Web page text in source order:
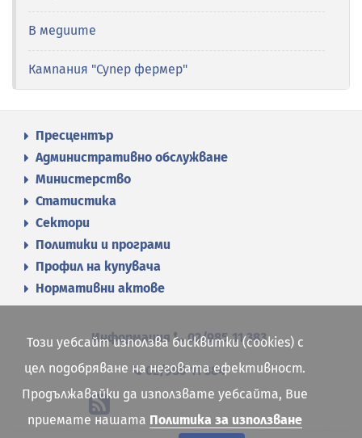
В медиите
Кампания "Супер фермер"
Пресцентър
Административно обслужване
Министерство
Статистика
Сектори
Политики и програми
Профил на купувача
Нормативни актове
Информация 02/985 11 383
02/985 11 384
Този уебсайт използва бисквитки (cookies) с
цел подобряване на неговата ефективност.
Продължавайки да използвате уебсайта, Вие
приемате нашата Политика за използване